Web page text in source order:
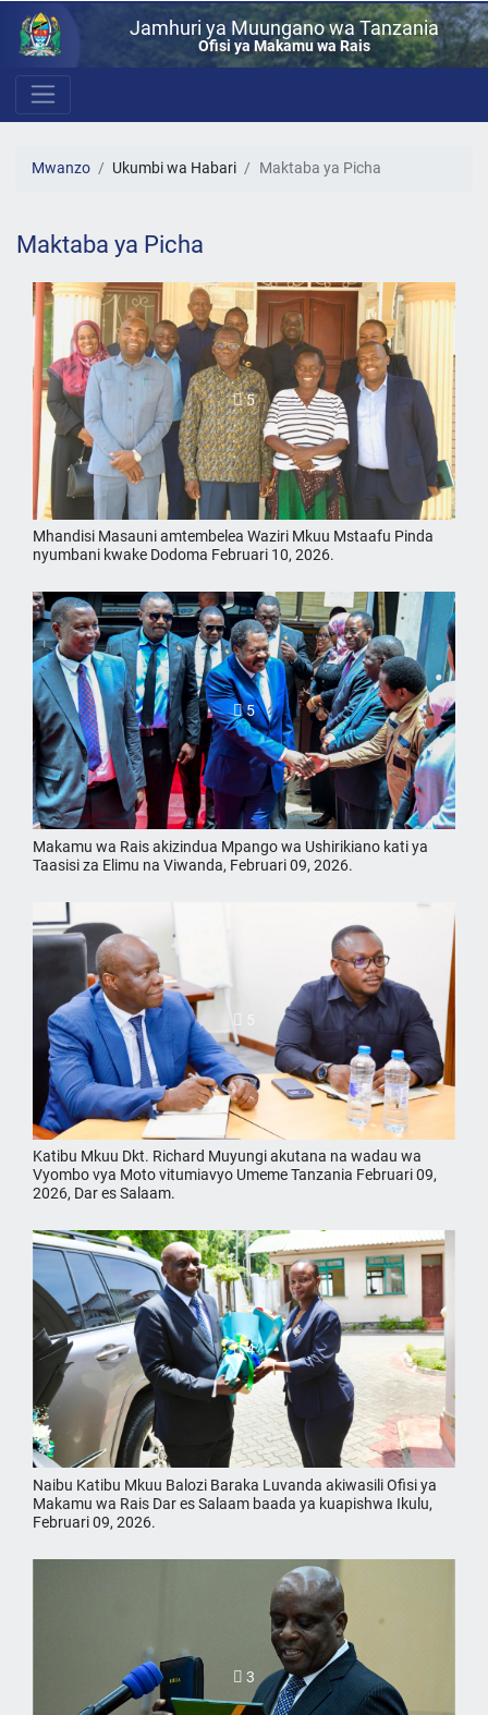
Jamhuri ya Muungano wa Tanzania
Ofisi ya Makamu wa Rais
Mwanzo Ukumbi wa Habari Maktaba ya Picha
Maktaba ya Picha
5
Mhandisi Masauni amtembelea Waziri Mkuu Mstaafu Pinda
nyumbani kwake Dodoma Februari 10, 2026.
5
Makamu wa Rais akizindua Mpango wa Ushirikiano kati ya
Taasisi za Elimu na Viwanda, Februari 09, 2026.
5
Katibu Mkuu Dkt. Richard Muyungi akutana na wadau wa
Vyombo vya Moto vitumiavyo Umeme Tanzania Februari 09,
2026, Dar es Salaam.
4
Naibu Katibu Mkuu Balozi Baraka Luvanda akiwasili Ofisi ya
Makamu wa Rais Dar es Salaam baada ya kuapishwa Ikulu,
Februari 09, 2026.
3